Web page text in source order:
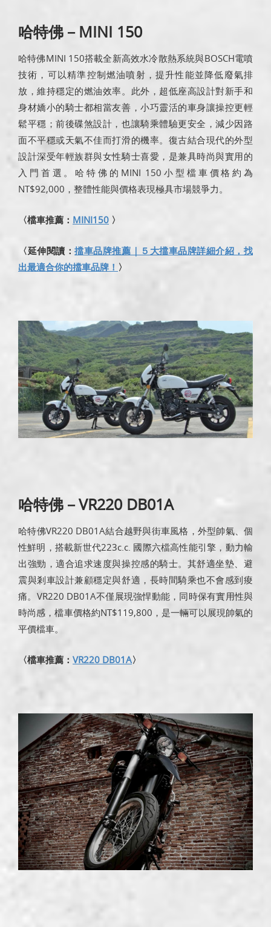
哈特佛－MINI 150
哈特佛MINI 150搭載全新高效水冷散熱系統與BOSCH電噴
技術，可以精準控制燃油噴射，提升性能並降低廢氣排
放，維持穩定的燃油效率。此外，超低座高設計對新手和
身材嬌小的騎士都相當友善，小巧靈活的車身讓操控更輕
鬆平穩；前後碟煞設計，也讓騎乘體驗更安全，減少因路
面不平穩或天氣不佳而打滑的機率。復古結合現代的外型
設計深受年輕族群與女性騎士喜愛，是兼具時尚與實用的
入門首選。哈特佛的MINI 150小型檔車價格約為
NT$92,000，整體性能與價格表現極具市場競爭力。
〈檔車推薦： MINI150 〉
〈延伸閱讀：擋車品牌推薦｜５大擋車品牌詳細介紹，找
出最適合你的擋車品牌！ 〉
哈特佛－VR220 DB01A
哈特佛VR220 DB01A結合越野與街車風格，外型帥氣、個
性鮮明，搭載新世代223c.c. 國際六檔高性能引擎，動力輸
出強勁，適合追求速度與操控感的騎士。其舒適坐墊、避
震與剎車設計兼顧穩定與舒適，長時間騎乘也不會感到痠
痛。VR220 DB01A不僅展現強悍動能，同時保有實用性與
時尚感，檔車價格約NT$119,800，是一輛可以展現帥氣的
平價檔車。
〈檔車推薦： VR220 DB01A〉